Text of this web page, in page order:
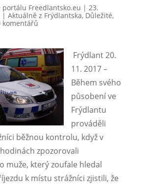
portálu Freedlantsko.eu | 23.
| Aktuálně z Frýdlantska, Důležité,
komentářů
Frýdlant 20.
11. 2017 –
Během svého
působení ve
Frýdlantu
prováděli
běžnou kontrolu, když v
zpozorovali
muže, který zoufale hledal
k místu strážníci zjistili, že